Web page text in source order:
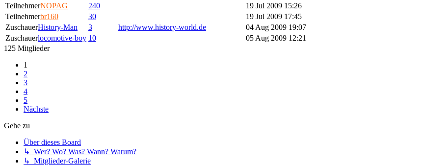
TeilnehmerNOPAG 240
19 Jul 2009 15:26
Teilnehmerbr160 30
19 Jul 2009 17:45
ZuschauerHistory-Man 3 http://www.history-world.de
04 Aug 2009 19:07
Zuschauerlocomotive-boy 10
05 Aug 2009 12:21
125 Mitglieder
1
2
3
4
5
Nächste
Gehe zu
Über dieses Board
↳ Wer? Wo? Was? Wann? Warum?
↳ Mitglieder-Galerie